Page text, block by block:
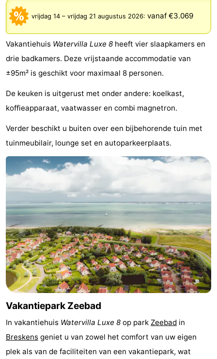
Bad
Meersee
-
Beach
Resort
Nieuwvliet-
Bad
-
De
Meulinge
-
EuroParcs
Cadzand
-
Hoogduin
-
Résidence
Cadzand-
Bad
Resort
Nieuwvliet-
Bad
-
Schoneveld
Strand
Resort
Nieuwvliet-
Bad
-
Waterdunen
-
Zeebad
-
Zonneweelde
-
Zwinhoeve
Last
minutes
Strand
Zien
&
Bezienswaardigheden
vrijdag 14 – vrijdag 21 augustus 2026: vanaf €3.069
Vakantiehuis Watervilla Luxe 8 heeft vier slaapkamers en
drie badkamers. Deze vrijstaande accommodatie van
±95m² is geschikt voor maximaal 8 personen.
De keuken is uitgerust met onder andere: koelkast,
koffieapparaat, vaatwasser en combi magnetron.
Verder beschikt u buiten over een bijbehorende tuin met
tuinmeubilair, lounge set en autoparkeerplaats.
Vakantiepark Zeebad
In vakantiehuis Watervilla Luxe 8 op park Zeebad in
Breskens geniet u van zowel het comfort van uw eigen
plek als van de faciliteiten van een vakantiepark, wat